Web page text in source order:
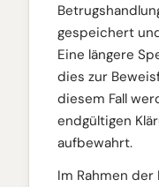
gespeichert
Eine längere
dies zur
diesem Fall
endgültigen
aufbewahrt.
Im Rahmen